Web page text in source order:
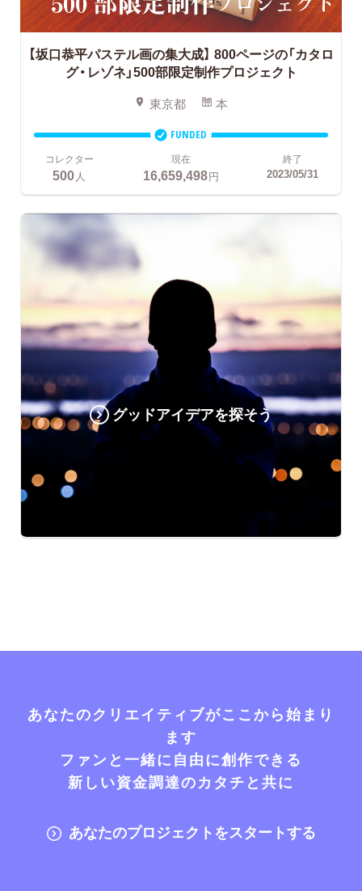
【坂口恭平パステル画の集大成】 800ページの「カタロ
グ・レゾネ」500部限定制作プロジェクト
東京都 本
FUNDED
コレクター
500 人
現在
16,659,498円
終了
2023/05/31
グッドアイデアを探そう
あなたのクリエイティブがここから始まり
ます
ファンと一緒に自由に創作できる
新しい資金調達のカタチと共に
あなたのプロジェクトをスタートする